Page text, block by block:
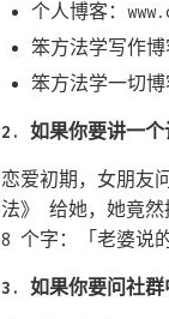
个人博客：
笨方法学写作
笨方法学一切博
2. 如果你要讲一个
恋爱初期，女朋友
法》 给她，她竟然
8 个字：「老婆说
3. 如果你要问社群